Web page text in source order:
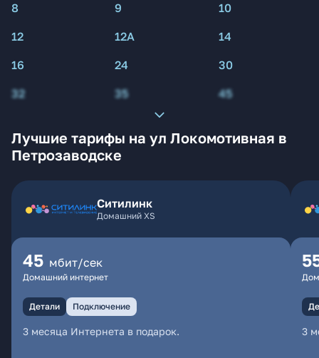
8
9
10
12
12А
14
16
24
30
32
35 45
Лучшие тарифы на ул Локомотивная в
Петрозаводске
Ситилинк
Домашний XS
45 мбит/сек
Домашний интернет
Детали Подключение
3 месяца Интернета в подарок. 3